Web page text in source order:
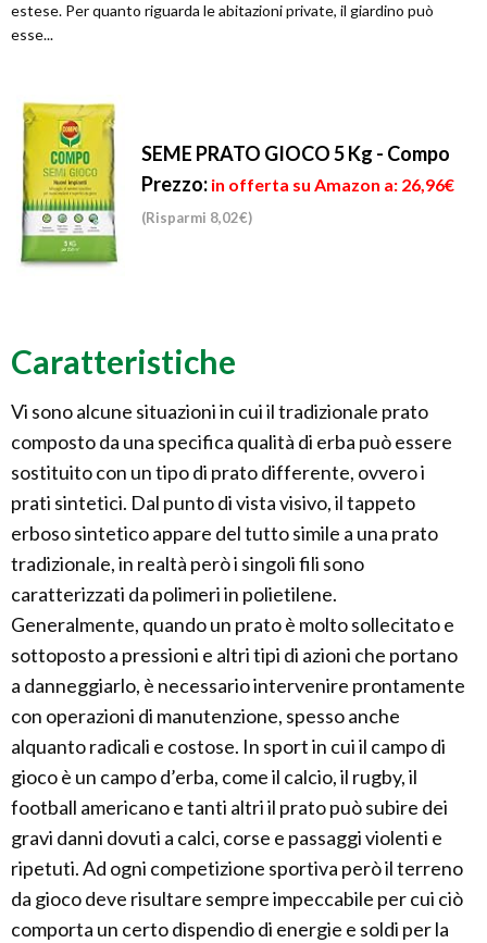
estese. Per quanto riguarda le abitazioni private, il giardino può
esse...
SEME PRATO GIOCO 5 Kg - Compo
Prezzo: in offerta su Amazon a: 26,96€
(Risparmi 8,02€)
Caratteristiche
Vi sono alcune situazioni in cui il tradizionale prato
composto da una specifica qualità di erba può essere
sostituito con un tipo di prato differente, ovvero i
prati sintetici. Dal punto di vista visivo, il tappeto
erboso sintetico appare del tutto simile a una prato
tradizionale, in realtà però i singoli fili sono
caratterizzati da polimeri in polietilene.
Generalmente, quando un prato è molto sollecitato e
sottoposto a pressioni e altri tipi di azioni che portano
a danneggiarlo, è necessario intervenire prontamente
con operazioni di manutenzione, spesso anche
alquanto radicali e costose. In sport in cui il campo di
gioco è un campo d’erba, come il calcio, il rugby, il
football americano e tanti altri il prato può subire dei
gravi danni dovuti a calci, corse e passaggi violenti e
ripetuti. Ad ogni competizione sportiva però il terreno
da gioco deve risultare sempre impeccabile per cui ciò
comporta un certo dispendio di energie e soldi per la